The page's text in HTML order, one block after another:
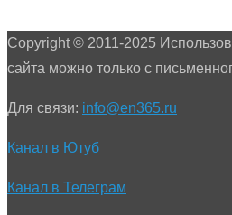
Copyright © 2011-2025
сайта можно только с
Для связи: info@en365.ru
Канал в Ютуб
Канал в Телеграм